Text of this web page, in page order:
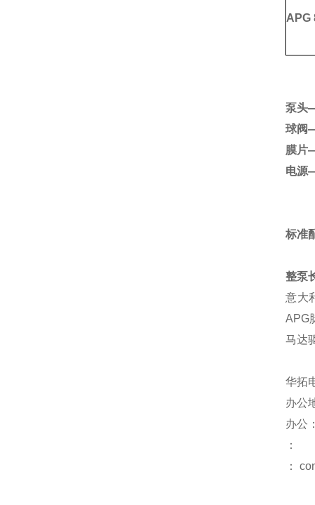
APG
泵头
球阀
膜片
电源
标准
整泵
意大
APG
马达
华拓
办公
办公
：
：